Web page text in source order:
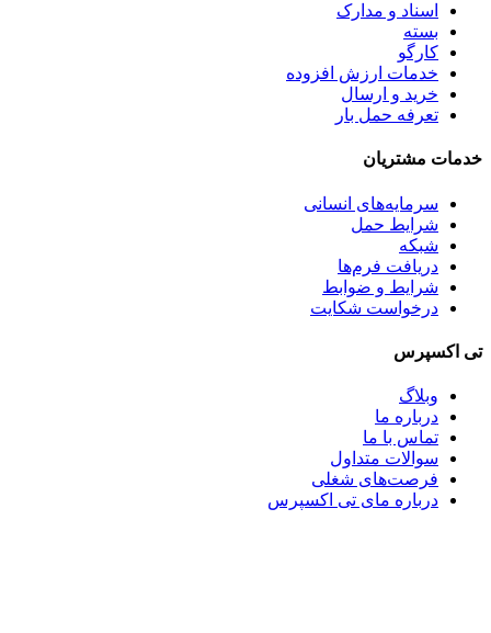
اسناد و مدارک
بسته
کارگو
خدمات ارزش افزوده
خرید و ارسال
تعرفه حمل بار
خدمات مشتریان
سرمایه‌های انسانی
شرایط حمل
شبکه
دریافت فرم‌ها
شرایط و ضوابط
درخواست شکایت
تی اکسپرس
وبلاگ
درباره ما
تماس با ما
سوالات متداول
فرصت‌های شغلی
درباره مای تی اکسپرس